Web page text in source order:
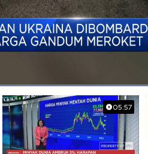
05:57